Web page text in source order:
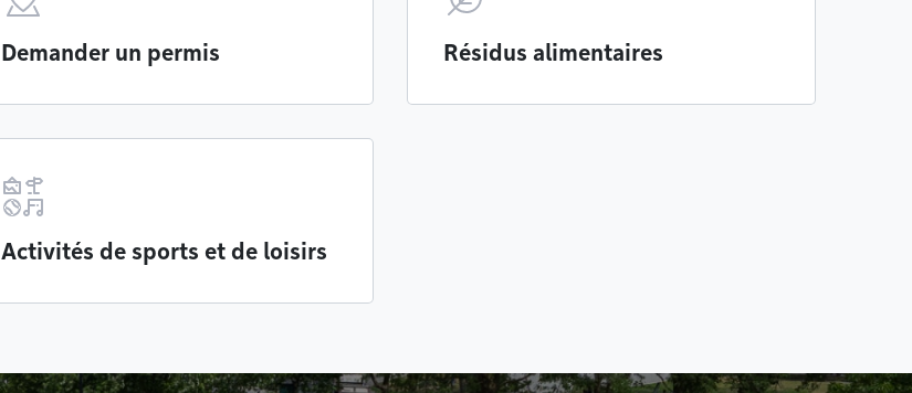
Demander un permis Résidus alimentaires
Activités de sports et de loisirs